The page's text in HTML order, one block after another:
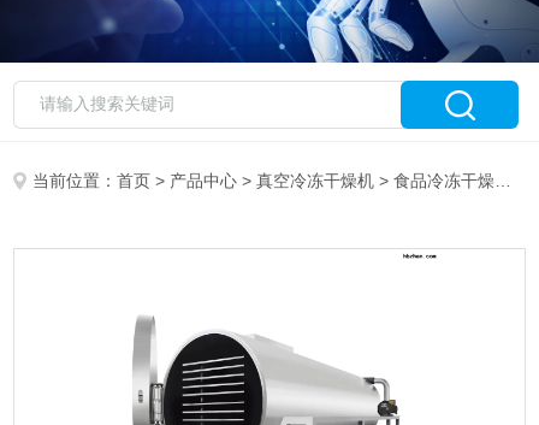
当前位置：首页 > 产品中心 >真空冷冻干燥机 >食品冷冻干燥机